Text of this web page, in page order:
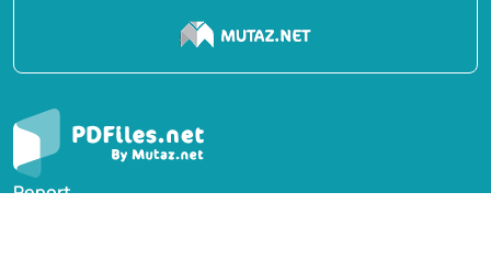
Report